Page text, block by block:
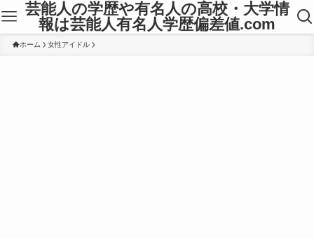
芸能人の学歴や有名人の高校・大学情
報は芸能人有名人学歴偏差値.com
ホーム 女性アイドル